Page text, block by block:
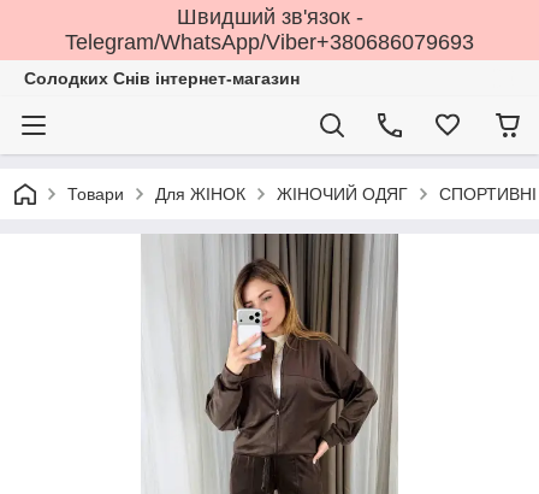
Швидший зв'язок -
Telegram/WhatsApp/Viber+380686079693
Солодких Снів інтернет-магазин
Товари Для ЖІНОК ЖІНОЧИЙ ОДЯГ